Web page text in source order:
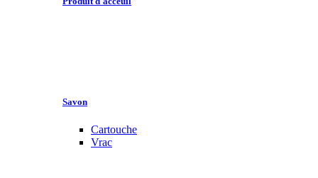
Savon
Cartouche
Vrac